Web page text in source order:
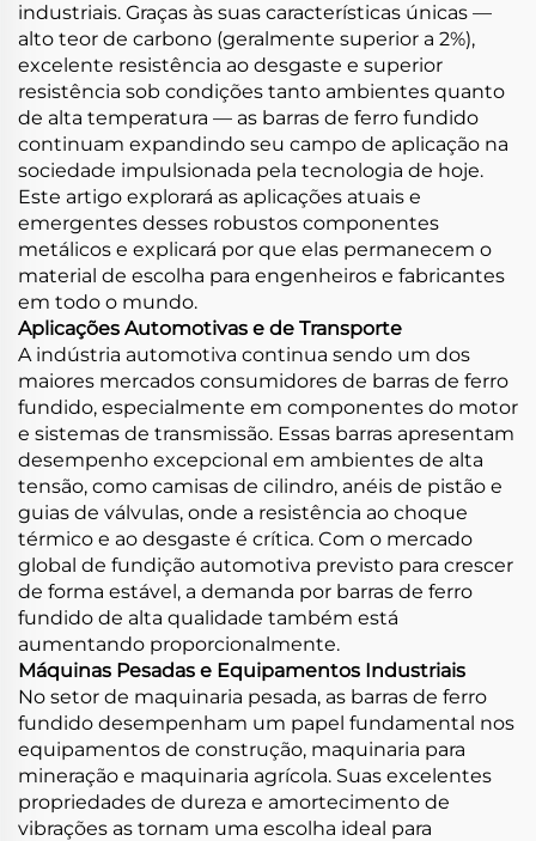
industriais. Graças às suas características únicas —
alto teor de carbono (geralmente superior a 2%),
excelente resistência ao desgaste e superior
resistência sob condições tanto ambientes quanto
de alta temperatura — as barras de ferro fundido
continuam expandindo seu campo de aplicação na
sociedade impulsionada pela tecnologia de hoje.
Este artigo explorará as aplicações atuais e
emergentes desses robustos componentes
metálicos e explicará por que elas permanecem o
material de escolha para engenheiros e fabricantes
em todo o mundo.
Aplicações Automotivas e de Transporte
A indústria automotiva continua sendo um dos
maiores mercados consumidores de barras de ferro
fundido, especialmente em componentes do motor
e sistemas de transmissão. Essas barras apresentam
desempenho excepcional em ambientes de alta
tensão, como camisas de cilindro, anéis de pistão e
guias de válvulas, onde a resistência ao choque
térmico e ao desgaste é crítica. Com o mercado
global de fundição automotiva previsto para crescer
de forma estável, a demanda por barras de ferro
fundido de alta qualidade também está
aumentando proporcionalmente.
Máquinas Pesadas e Equipamentos Industriais
No setor de maquinaria pesada, as barras de ferro
fundido desempenham um papel fundamental nos
equipamentos de construção, maquinaria para
mineração e maquinaria agrícola. Suas excelentes
propriedades de dureza e amortecimento de
vibrações as tornam uma escolha ideal para